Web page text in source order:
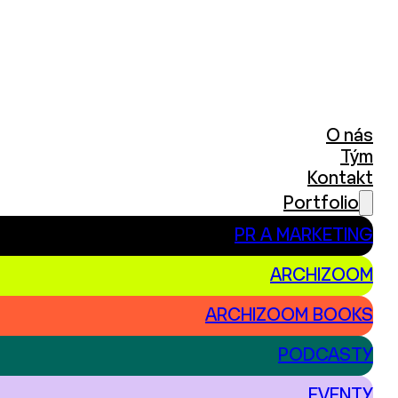
O nás
Tým
Kontakt
Portfolio
PR A MARKETING
ARCHIZOOM
ARCHIZOOM BOOKS
PODCASTY